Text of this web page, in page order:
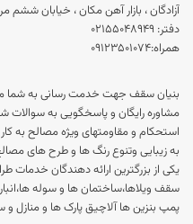
آزادگان ، بازار آهن مکان ، خیابان ششم مرکزی
دفتر: ۰۲۱۵۵۰۴۸۹۴۹
همراه:۰۹۱۲۳۵۰۱۰۷۴
بنیان سقف جهت خدمت رسانی به شما
مشاوره رایگان و پاسخگویی به سوالات
استحکام و مقاومتهای ویژه مصالح به
به زیبایی وتنوع رنگ ها و طرح های
یکی از بزرگترین ارائه دهندگان خدمات
سقف ویلاها،ساختمان ها و سوله
پمپ بنزین ها آلاچیق پارک ها و منازل